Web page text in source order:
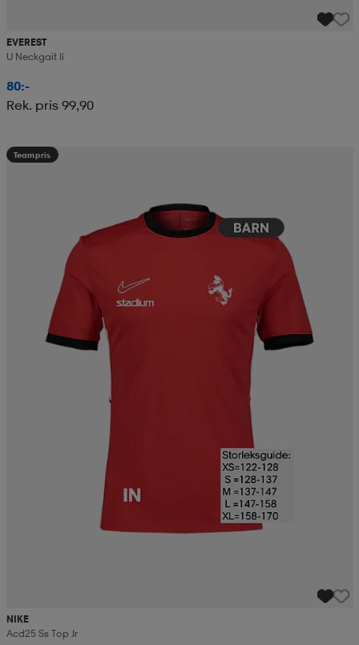
EVEREST
U Neckgait Ii
80:-
Rek. pris 99,90
Teampris
NIKE
Acd25 Ss Top Jr